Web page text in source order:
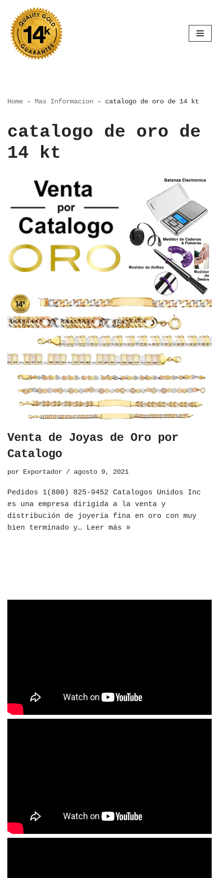
Saltar
al
contenido
Home - Mas Informacion - catalogo de oro de 14 kt
catalogo de oro de
14 kt
Venta de Joyas de Oro por
Catalogo
por Exportador agosto 9, 2021
Pedidos 1(800) 825-9452 Catalogos Unidos Inc
es una empresa dirigida a la venta y
distribución de joyería fina en oro con muy
bien terminado y… Leer más »